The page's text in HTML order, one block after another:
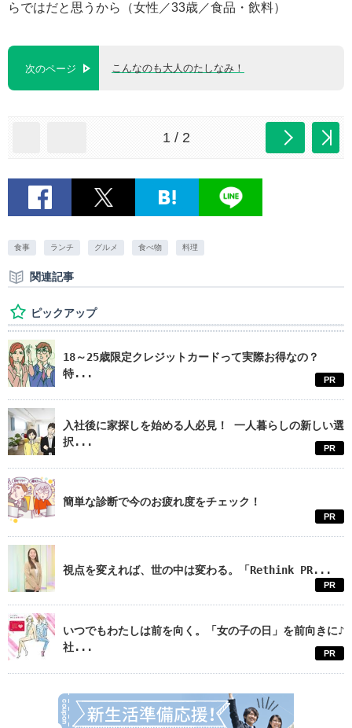
らではだと思うから（女性／33歳／食品・飲料）
次のページ こんなのも大人のたしなみ！
1 / 2
食事 ランチ グルメ 食べ物 料理
関連記事
ピックアップ
18～25歳限定クレジットカードって実際お得なの？
特...
PR
入社後に家探しを始める人必見！ 一人暮らしの新しい選
択...
PR
簡単な診断で今のお疲れ度をチェック！
PR
視点を変えれば、世の中は変わる。「Rethink PR...
PR
いつでもわたしは前を向く。「女の子の日」を前向きに♪
社...
PR